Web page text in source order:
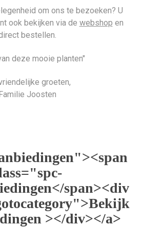
om ons te bezoeken? U
ook bekijken via de webshop en
bestellen.
deze mooie planten"
groeten,
Joosten
span><div
></div></a>